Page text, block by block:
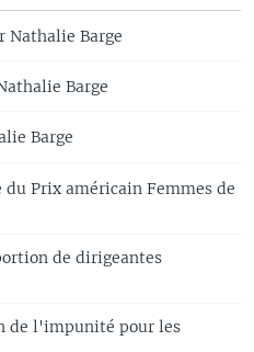
Nathalie Barge
Barge
Barge
Prix américain Femmes de
de dirigeantes
de l'impunité pour les